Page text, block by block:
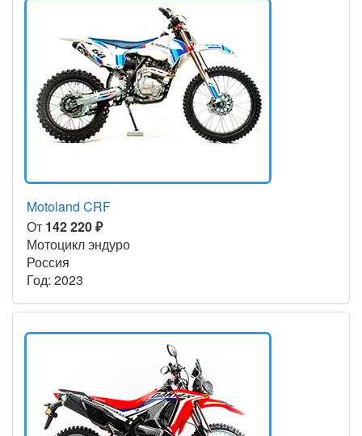
Motoland CRF
От 142 220 ₽
Мотоцикл эндуро
Россия
Год: 2023